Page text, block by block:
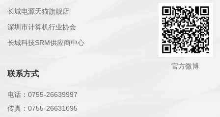
长城电源天猫旗舰店
深圳市计算机行业协会
长城科技SRM供应商中心
联系方式
电话：0755-26639997
传真：0755-26631695
官方微博